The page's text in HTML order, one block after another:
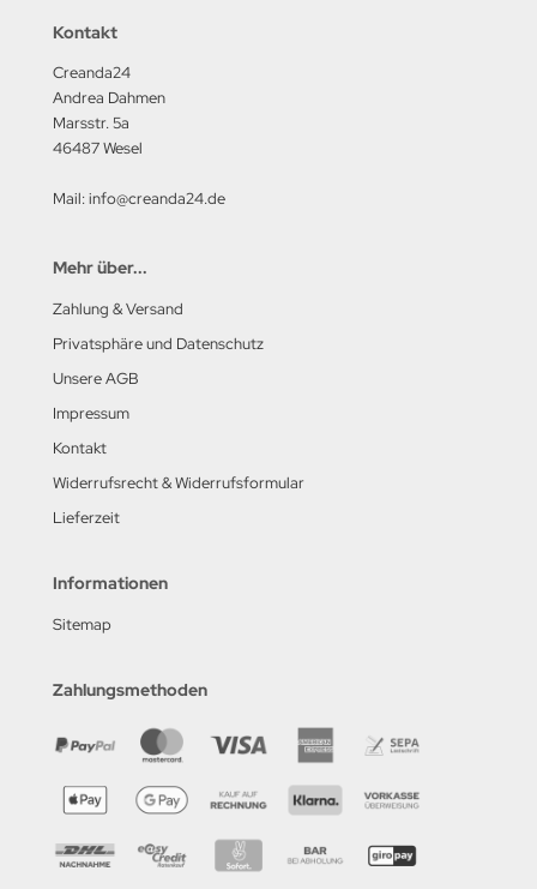
Kontakt
Creanda24
Andrea Dahmen
Marsstr. 5a
46487 Wesel
Mail: info@creanda24.de
Mehr über...
Zahlung & Versand
Privatsphäre und Datenschutz
Unsere AGB
Impressum
Kontakt
Widerrufsrecht & Widerrufsformular
Lieferzeit
Informationen
Sitemap
Zahlungsmethoden